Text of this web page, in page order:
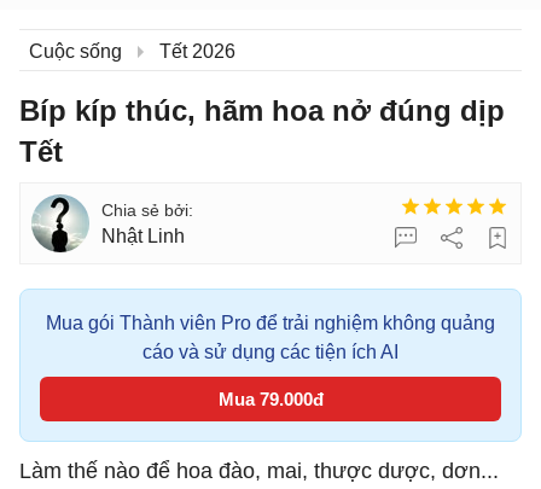
Cuộc sống Tết 2026
Bíp kíp thúc, hãm hoa nở đúng dịp
Tết
Nhật Linh
Mua gói Thành viên Pro để trải nghiệm không quảng
cáo và sử dụng các tiện ích AI
Mua 79.000đ
Làm thế nào để hoa đào, mai, thược dược, dơn...